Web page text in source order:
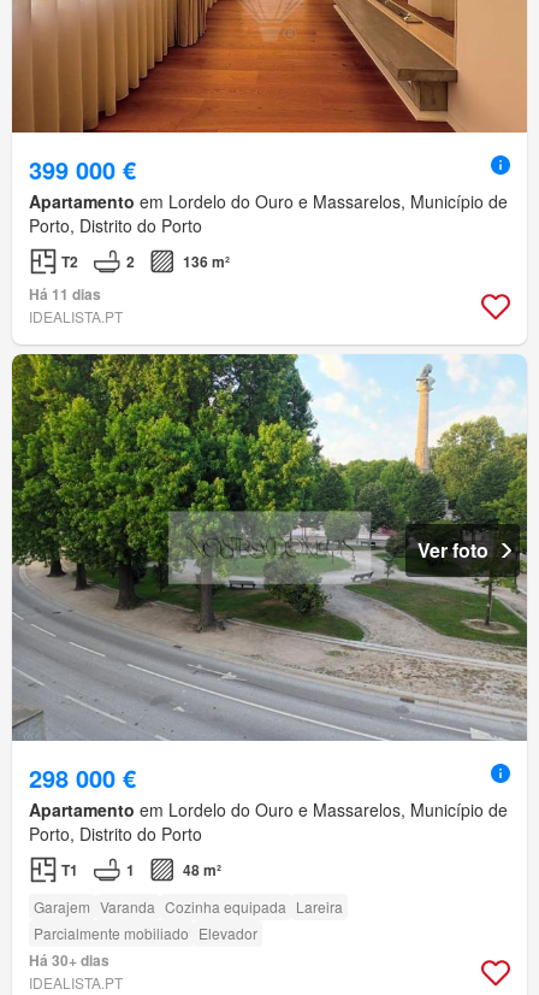
399 000 €
Apartamento em Lordelo do Ouro e Massarelos, Município de
Porto, Distrito do Porto
T2 2
136 m²
Há 11 dias
IDEALISTA.PT
Ver foto
298 000 €
Apartamento em Lordelo do Ouro e Massarelos, Município de
Porto, Distrito do Porto
T1 1 48 m²
Garajem Varanda Cozinha equipada Lareira
Parcialmente mobiliado Elevador
Há 30+ dias
IDEALISTA.PT